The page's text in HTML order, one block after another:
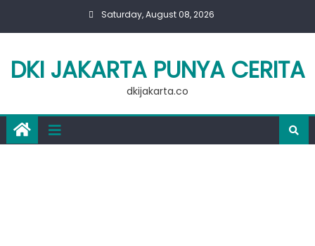
Saturday, August 08, 2026
DKI JAKARTA PUNYA CERITA
dkijakarta.co